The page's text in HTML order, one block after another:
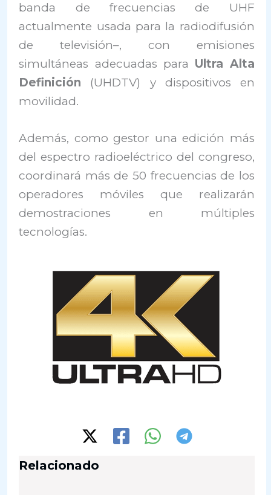
banda de frecuencias de UHF
actualmente usada para la radiodifusión
de televisión–, con emisiones
simultáneas adecuadas para Ultra Alta
Definición (UHDTV) y dispositivos en
movilidad.
Además, como gestor una edición más
del espectro radioeléctrico del congreso,
coordinará más de 50 frecuencias de los
operadores móviles que realizarán
demostraciones en múltiples
tecnologías.
Relacionado